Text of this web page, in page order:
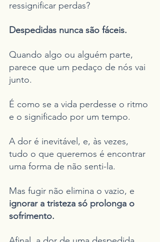
ressignificar perdas?
Despedidas nunca são fáceis.
Quando algo ou alguém parte,
parece que um pedaço de nós vai
junto.
É como se a vida perdesse o ritmo
e o significado por um tempo.
A dor é inevitável, e, às vezes,
tudo o que queremos é encontrar
uma forma de não senti-la.
Mas fugir não elimina o vazio, e
ignorar a tristeza só prolonga o
sofrimento.